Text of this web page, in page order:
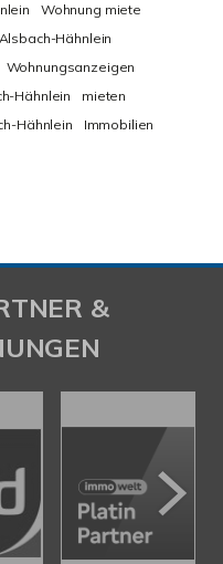
Wohnung miete
Hähnlein
Wohnungsanzeigen
Hähnlein
mieten
Hähnlein
Immobilien
&